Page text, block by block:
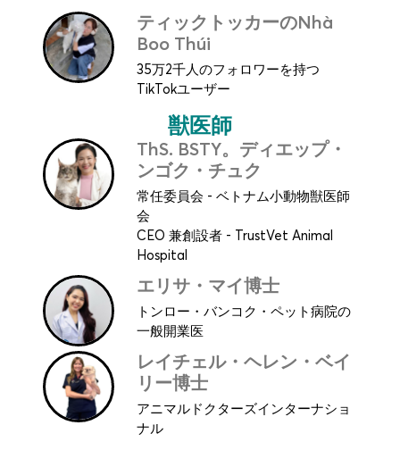
ティックトッカーのNhà
Boo Thúi
35万2千人のフォロワーを持つ
TikTokユーザー
獣医師
ThS. BSTY。ディエップ・
ンゴク・チュク
常任委員会 - ベトナム小動物獣医師
会
CEO 兼創設者 - TrustVet Animal
Hospital
エリサ・マイ博士
トンロー・バンコク・ペット病院の
一般開業医
レイチェル・ヘレン・ベイ
リー博士
アニマルドクターズインターナショ
ナル